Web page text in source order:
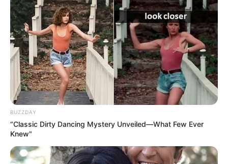
BUZZDAY
“Classic Dirty Dancing Mystery Unveiled—What Few Ever
Knew"